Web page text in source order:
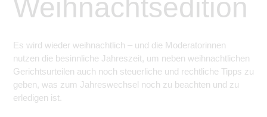
Weihnachtsedition
Es wird wieder weihnachtlich – und die Moderatorinnen
nutzen die besinnliche Jahreszeit, um neben weihnachtlichen
Gerichtsurteilen auch noch steuerliche und rechtliche Tipps zu
geben, was zum Jahreswechsel noch zu beachten und zu
erledigen ist.